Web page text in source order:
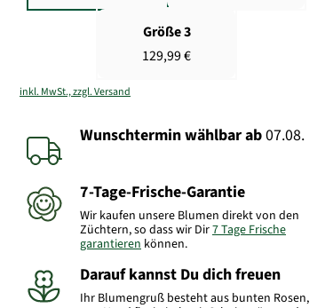
Größe 3
129,99 €
inkl. MwSt., zzgl. Versand
Wunschtermin wählbarab07.08.
7-Tage-Frische-Garantie
Wir kaufen unsere Blumen direkt von den
Züchtern, so dass wir Dir7 Tage Frische
garantieren können.
Darauf kannst Du dich freuen
Ihr Blumengruß besteht aus bunten Rosen,